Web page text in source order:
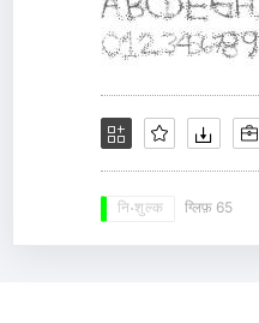
नि: शुल्क ग्लिफ़ 65